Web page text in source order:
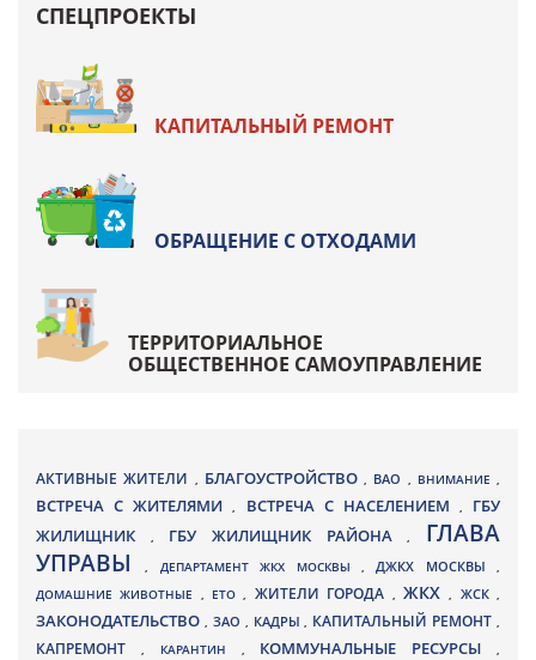
СПЕЦПРОЕКТЫ
КАПИТАЛЬНЫЙ РЕМОНТ
ОБРАЩЕНИЕ С ОТХОДАМИ
ТЕРРИТОРИАЛЬНОЕ
ОБЩЕСТВЕННОЕ САМОУПРАВЛЕНИЕ
АКТИВНЫЕ ЖИТЕЛИ , БЛАГОУСТРОЙСТВО , ВАО , ВНИМАНИЕ ,
ВСТРЕЧА С ЖИТЕЛЯМИ, ВСТРЕЧА С НАСЕЛЕНИЕМ , ГБУ
ЖИЛИЩНИК
, ГБУ ЖИЛИЩНИК РАЙОНА, ГЛАВА
УПРАВЫ, ДЕПАРТАМЕНТ ЖКХ МОСКВЫ ,ДЖКХ МОСКВЫ ,
ДОМАШНИЕ ЖИВОТНЫЕ , ЕТО, ЖИТЕЛИ ГОРОДА , ЖКХ, ЖСК,
ЗАКОНОДАТЕЛЬСТВО , ЗАО , КАДРЫ, КАПИТАЛЬНЫЙ РЕМОНТ ,
КАПРЕМОНТ , КАРАНТИН , КОММУНАЛЬНЫЕ РЕСУРСЫ,